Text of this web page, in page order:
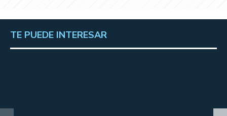
TE PUEDE INTERESAR